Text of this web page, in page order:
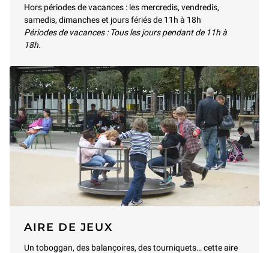
Hors périodes de vacances : les mercredis, vendredis,
samedis, dimanches et jours fériés de 11h à 18h
Périodes de vacances : Tous les jours pendant de 11h à
18h.
AIRE DE JEUX
Un toboggan, des balançoires, des tourniquets… cette aire